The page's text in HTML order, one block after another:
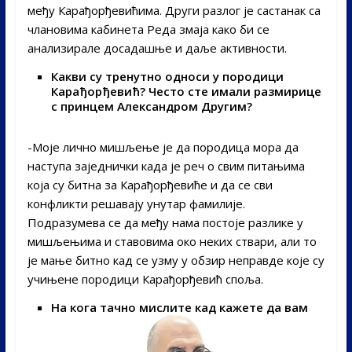
међу Карађорђевићима. Други разлог је састанак са
члановима кабинета Реда змаја како би се
анализирале досадашње и даље активности.
Какви су тренутно односи у породици
Карађорђевић? Често сте имали размирице
с принцем Александром Другим?
-Моје лично мишљење је да породица мора да
наступа заједнички када је реч о свим питањима
која су битна за Карађорђевиће и да се сви
конфликти решавају унутар фамилије.
Подразумева се да међу нама постоје разлике у
мишљењима и ставовима око неких ствари, али то
је мање битно кад се узму у обзир неправде које су
учињене породици Карађорђевић споља.
На кога тачно мислите кад кажете да вам